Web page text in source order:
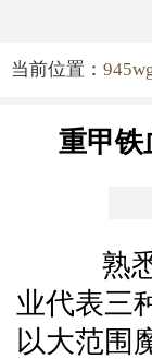
当前位置：
重甲
熟悉
业代表三
以大范围